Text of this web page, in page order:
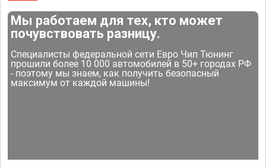
Мы работаем для тех, кто может
почувствовать разницу.
Специалисты федеральной сети Евро Чип Тюнинг
прошили более 10 000 автомобилей в 50+ городах РФ
- поэтому мы знаем, как получить безопасный
максимум от каждой машины!